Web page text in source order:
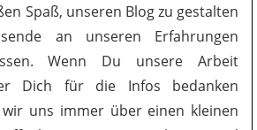
Spaß, unseren Blog zu gestalten
an unseren Erfahrungen
Wenn Du unsere Arbeit
Dich für die Infos bedanken
uns immer über einen kleinen